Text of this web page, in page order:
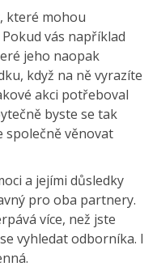
které mohou
vás například
jeho naopak
když na ně vyrazíte
akci potřeboval
byste se tak
společně věnovat
a jejími důsledky
pro oba partnery.
více, než jste
vyhledat odborníka. I